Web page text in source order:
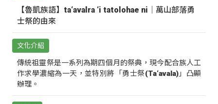
【魯凱族語】ta‘avalra ‘i tatolohae ni｜萬山部落勇
士祭的由來
文化介紹
傳統祖靈祭是一系列為期四個月的祭典，現今配合族人工
作求學濃縮為一天，並特別將「勇士祭(Ta‘avala)」凸顯
辦理。